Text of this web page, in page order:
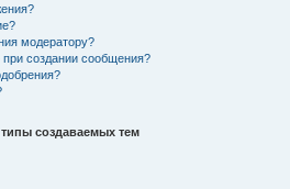
модератору?
при создании сообщения?
создаваемых тем